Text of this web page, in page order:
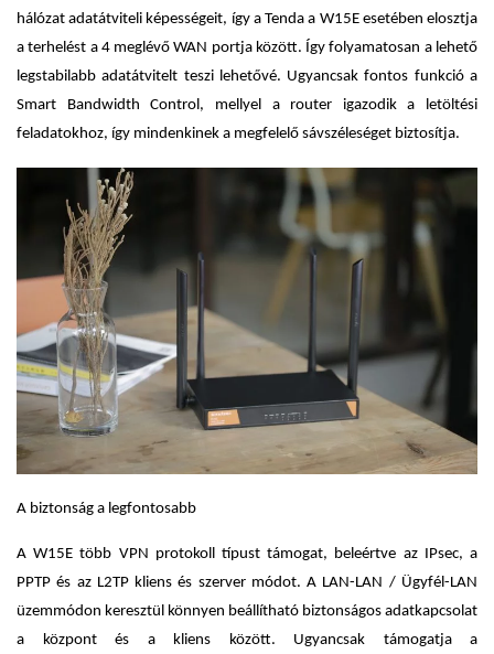
hálózat adatátviteli képességeit, így a Tenda a W15E esetében elosztja
a terhelést a 4 meglévő WAN portja között. Így folyamatosan a lehető
legstabilabb adatátvitelt teszi lehetővé. Ugyancsak fontos funkció a
Smart Bandwidth Control, mellyel a router igazodik a letöltési
feladatokhoz, így mindenkinek a megfelelő sávszéleséget biztosítja.
A biztonság a legfontosabb
A W15E több VPN protokoll típust támogat, beleértve az IPsec, a
PPTP és az L2TP kliens és szerver módot. A LAN-LAN / Ügyfél-LAN
üzemmódon keresztül könnyen beállítható biztonságos adatkapcsolat
a központ és a kliens között. Ugyancsak támogatja a